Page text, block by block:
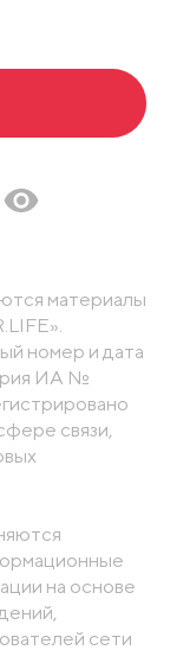
материалы
номер и дата
ИА №
связи,
на основе
сети